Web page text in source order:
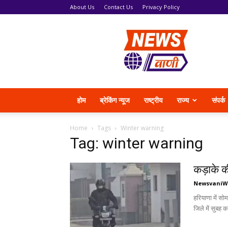
About Us Contact Us Privacy Policy
News
Vani
होम ब्रेकिंग न्यूज राष्ट्रीय राज्य संपर्क
Home Tags Winter warning
Tag: winter warning
कड़ाके
हरियाणा में
जिले में सुबह